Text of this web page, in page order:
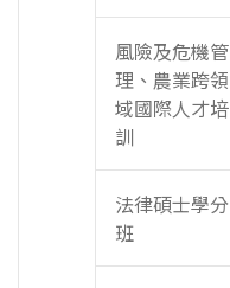
風險及危機管
理、農業跨領
域國際人才培
訓
法律碩士學分
班